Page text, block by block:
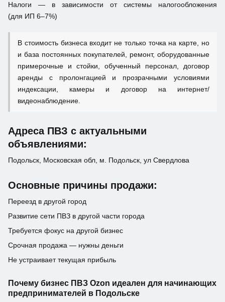
Налоги — в зависимости от системы налогообложения
(для ИП 6–7%)
В стоимость бизнеса входит не только точка на карте, но
и база постоянных покупателей, ремонт, оборудованные
примерочные и стойки, обученный персонал, договор
аренды с пролонгацией и прозрачными условиями
индексации, камеры и договор на интернет/
видеонаблюдение.
Адреса ПВЗ с актуальными
объявлениями:
Подольск, Московская обл, м. Подольск, ул Свердлова
Основные причины продажи:
Переезд в другой город
Развитие сети ПВЗ в другой части города
Требуется фокус на другой бизнес
Срочная продажа — нужны деньги
Не устраивает текущая прибыль
Почему бизнес ПВЗ Ozon идеален для начинающих
предпринимателей в Подольске